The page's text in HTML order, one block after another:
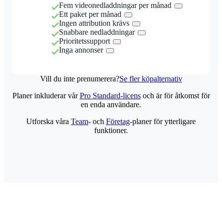
Fem videonedladdningar per månad
Ett paket per månad
Ingen attribution krävs
Snabbare nedladdningar
Prioritetssupport
Inga annonser
Vill du inte prenumerera?Se fler köpalternativ
Planer inkluderar vårPro Standard-licensoch är för åtkomst för
en enda användare.
Utforska våra Team- och Företag-planer för ytterligare
funktioner.